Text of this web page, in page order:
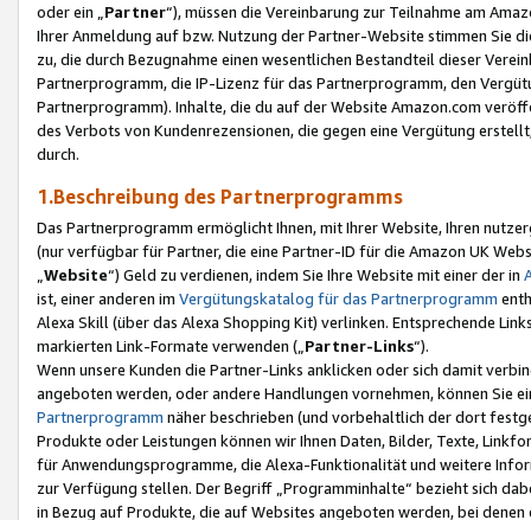
oder ein „Partner“), müssen die Vereinbarung zur Teilnahme am
Ihrer Anmeldung auf bzw. Nutzung der Partner-Website stimmen Sie
zu, die durch Bezugnahme einen wesentlichen Bestandteil dieser
Partnerprogramm, die IP-Lizenz für das Partnerprogramm, den
Partnerprogramm). Inhalte, die du auf der Website Amazon.com
des Verbots von Kundenrezensionen, die gegen eine Vergütung
durch.
1.Beschreibung des Partnerprogramms
Das Partnerprogramm ermöglicht Ihnen, mit Ihrer Website, Ihren
(nur verfügbar für Partner, die eine Partner-ID für die Amazon UK
Website“) Geld zu verdienen, indem Sie Ihre Website mit einer der in
ist, einer anderen im Vergütungskatalog für das Partnerprogramm
Alexa Skill (über das Alexa Shopping Kit) verlinken. Entsprechende
markierten Link-Formate verwenden („ Partner-Links“).
Wenn unsere Kunden die Partner-Links anklicken oder sich damit
angeboten werden, oder andere Handlungen vornehmen, können Sie
Partnerprogramm näher beschrieben (und vorbehaltlich der dort
Produkte oder Leistungen können wir Ihnen Daten, Bilder, Texte,
für Anwendungsprogramme, die Alexa-Funktionalität und weitere
zur Verfügung stellen. Der Begriff „Programminhalte“ bezieht sich
in Bezug auf Produkte, die auf Websites angeboten werden, bei